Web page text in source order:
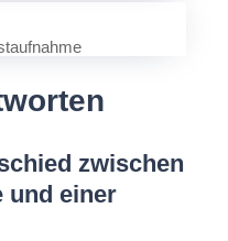
zwischen
und einer